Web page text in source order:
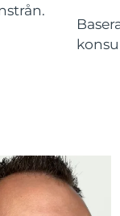
8/12/26
leverans8/10/26